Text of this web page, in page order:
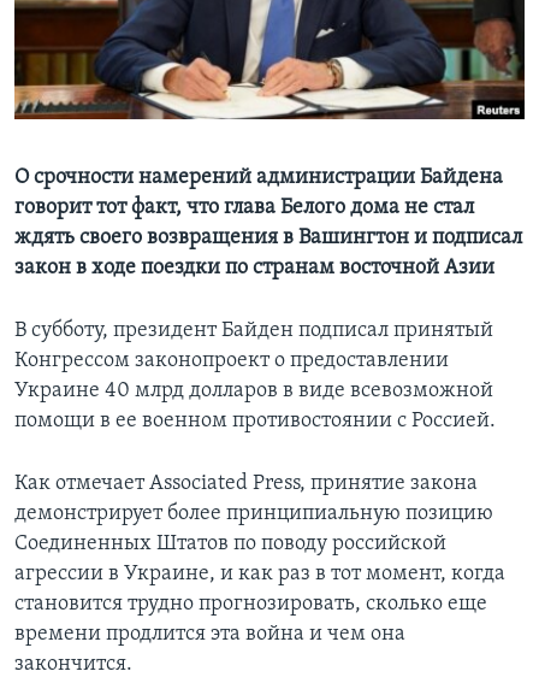
Learning English
СОЦИАЛЬНЫЕ СЕТИ
Языки
О срочности намерений администрации Байдена
говорит тот факт, что глава Белого дома не стал
ждять своего возвращения в Вашингтон и подписал
закон в ходе поездки по странам восточной Азии
В субботу, президент Байден подписал принятый
Конгрессом законопроект о предоставлении
Украине 40 млрд долларов в виде всевозможной
помощи в ее военном противостоянии с Россией.
Как отмечает Associated Press, принятие закона
демонстрирует более принципиальную позицию
Соединенных Штатов по поводу российской
агрессии в Украине, и как раз в тот момент, когда
становится трудно прогнозировать, сколько еще
времени продлится эта война и чем она
закончится.